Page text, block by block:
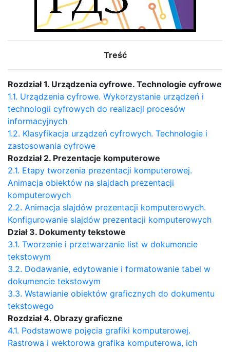
Treść
Rozdział 1. Urządzenia cyfrowe. Technologie cyfrowe
1.1. Urządzenia cyfrowe. Wykorzystanie urządzeń i
technologii cyfrowych do realizacji procesów
informacyjnych
1.2. Klasyfikacja urządzeń cyfrowych. Technologie i
zastosowania cyfrowe
Rozdział 2. Prezentacje komputerowe
2.1. Etapy tworzenia prezentacji komputerowej.
Animacja obiektów na slajdach prezentacji
komputerowych
2.2. Animacja slajdów prezentacji komputerowych.
Konfigurowanie slajdów prezentacji komputerowych
Dział 3. Dokumenty tekstowe
3.1. Tworzenie i przetwarzanie list w dokumencie
tekstowym
3.2. Dodawanie, edytowanie i formatowanie tabel w
dokumencie tekstowym
3.3. Wstawianie obiektów graficznych do dokumentu
tekstowego
Rozdział 4. Obrazy graficzne
4.1. Podstawowe pojęcia grafiki komputerowej.
Rastrowa i wektorowa grafika komputerowa, ich